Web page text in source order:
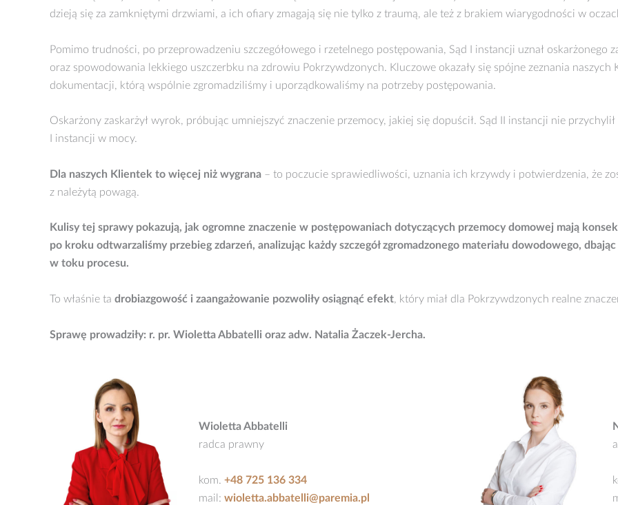
dzieją się za zamkniętymi drzwiami, a ich ofiary zmagają się nie tylko z traumą, ale też z brakiem wiarygodności w
Pomimo trudności, po przeprowadzeniu szczegółowego i rzetelnego postępowania, Sąd I instancji uznał oskarżonego
oraz spowodowania lekkiego uszczerbku na zdrowiu Pokrzywdzonych. Kluczowe okazały się spójne zeznania
dokumentacji, którą wspólnie zgromadziliśmy i uporządkowaliśmy na potrzeby postępowania.
Oskarżony zaskarżył wyrok, próbując umniejszyć znaczenie przemocy, jakiej się dopuścił. Sąd II instancji nie
I instancji w mocy.
Dla naszych Klientek to więcej niż wygrana – to poczucie sprawiedliwości, uznania ich krzywdy i potwierdzenia, że
z należytą powagą.
Kulisy tej sprawy pokazują, jak ogromne znaczenie w postępowaniach dotyczących przemocy domowej mają
po kroku odtwarzaliśmy przebieg zdarzeń, analizując każdy szczegół zgromadzonego materiału dowodowego,
w toku procesu.
To właśnie ta drobiazgowość i zaangażowanie pozwoliły osiągnąć efekt, który miał dla Pokrzywdzonych realne
Sprawę prowadziły: r. pr. Wioletta Abbatelli oraz adw. Natalia Żaczek-Jercha.
Wioletta Abbatelli
radca prawny
kom.+48 725 136 334
mail:wioletta.abbatelli@paremia.pl